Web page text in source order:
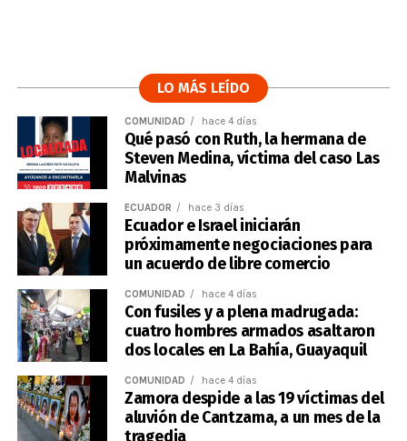
LO MÁS LEÍDO
COMUNIDAD hace 4 días
Qué pasó con Ruth, la hermana de
Steven Medina, víctima del caso Las
Malvinas
ECUADOR hace 3 días
Ecuador e Israel iniciarán
próximamente negociaciones para
un acuerdo de libre comercio
COMUNIDAD hace 4 días
Con fusiles y a plena madrugada:
cuatro hombres armados asaltaron
dos locales en La Bahía, Guayaquil
COMUNIDAD hace 4 días
Zamora despide a las 19 víctimas del
aluvión de Cantzama, a un mes de la
tragedia